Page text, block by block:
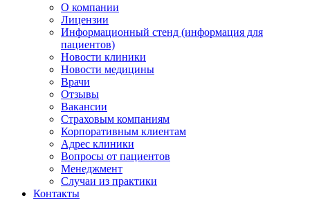
О компании
Лицензии
Информационный стенд (информация для
пациентов)
Новости клиники
Новости медицины
Врачи
Отзывы
Вакансии
Страховым компаниям
Корпоративным клиентам
Адрес клиники
Вопросы от пациентов
Менеджмент
Случаи из практики
Контакты